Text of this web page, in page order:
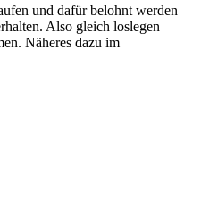
und dafür belohnt werden
Also gleich loslegen
Näheres dazu im